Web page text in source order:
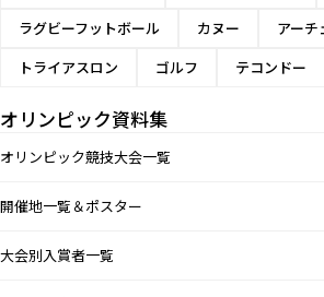
ラグビーフットボール
カヌー
アーチ
トライアスロン
ゴルフ テコンドー
オリンピック資料集
オリンピック競技大会一覧
開催地一覧＆ポスター
大会別入賞者一覧